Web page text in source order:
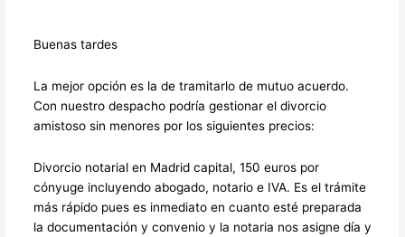
Buenas tardes
La mejor opción es la de tramitarlo de mutuo acuerdo.
Con nuestro despacho podría gestionar el divorcio
amistoso sin menores por los siguientes precios:
Divorcio notarial en Madrid capital, 150 euros por
cónyuge incluyendo abogado, notario e IVA. Es el trámite
más rápido pues es inmediato en cuanto esté preparada
la documentación y convenio y la notaria nos asigne día y